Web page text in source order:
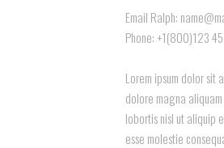
Email Ralph:
Phone: +1(800)123
Lorem ipsum dolor sit
dolore magna
lobortis nisl ut aliquip
esse molestie